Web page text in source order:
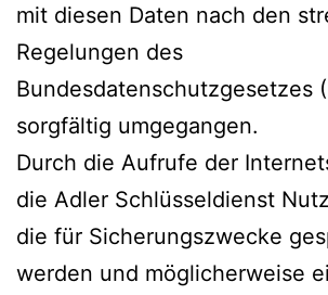
mit diesen Daten nach den
Regelungen des
Bundesdatenschutzgesetzes
sorgfältig umgegangen.
Durch die Aufrufe der
die Adler Schlüsseldienst
die für Sicherungszwecke
werden und möglicherweise